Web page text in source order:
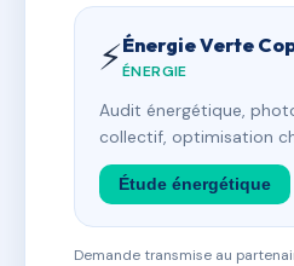
⚡Énergie Verte
ÉNERGIE
Audit énergétique,
collectif, optimisation
Étude énergétique
Demande transmise au